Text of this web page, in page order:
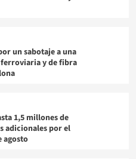
un sabotaje a una
y de fibra
1,5 millones de
adicionales por el
agosto